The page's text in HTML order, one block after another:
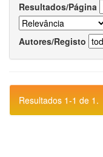
Resultados/Página
Autores/Registo
Resultados 1-1 de 1.